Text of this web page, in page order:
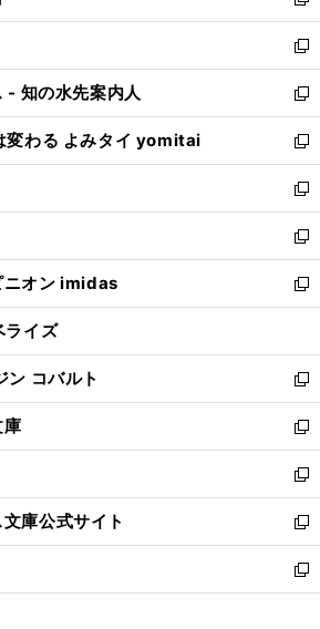
開
く
ウ
で
開
く
ウ
ィ
ン
ド
ウ
で
開
く
し
い
ウ
ィ
ン
ド
ウ
で
開
く
新
し
い
ウ
ィ
ン
ド
ウ
で
開
く
- 知の水先案内人
新
し
い
ウ
ィ
ン
ド
ウ
で
開
変わる よみタイ yomitai
新
し
い
ウ
ィ
ン
ド
ウ
開
く
新
し
い
ウ
ィ
ン
ウ
で
開
く
新
し
い
ウ
ン
ド
ウ
で
開
く
ニオン imidas
新
し
ウ
ィ
ン
ド
ウ
で
開
く
ライズ
コバルト
新
し
い
ウ
ィ
ン
ド
ウ
で
開
庫
新
し
い
ウ
ィ
ン
ド
ウ
新
し
い
ウ
ィ
ン
庫公式サイト
新
し
い
ウ
新
し